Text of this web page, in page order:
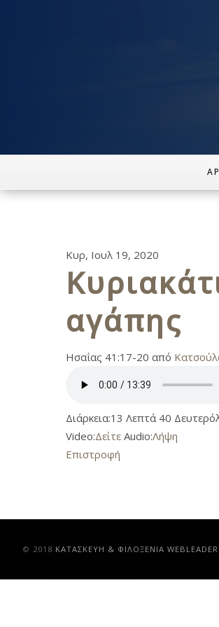
Κυρ, Ιουλ 19, 2020
αγάπης
Ησαΐας 41:17-20 από
Διάρκεια:13 Λεπτά 40
Video:Δείτε Audio:Λήψη
Επιστροφή
© 2018 ΚAΤΑΣΚΕΥΗ & ΦΙΛΟΞΕΝΙΑ